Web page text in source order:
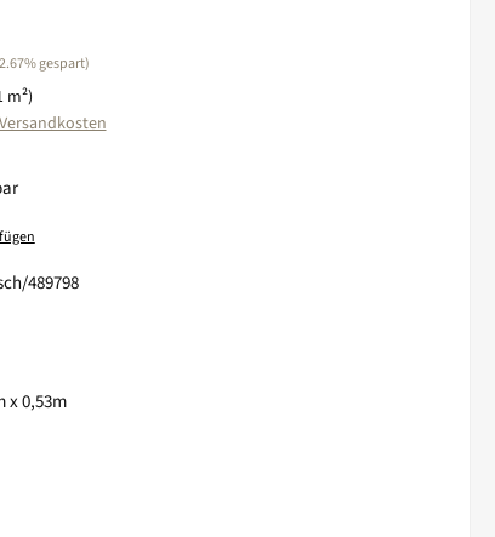
gespart)
m²)
489798
x 0,53m